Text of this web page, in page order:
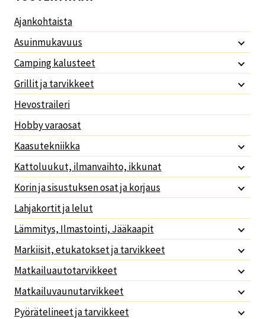
Ajankohtaista
Asuinmukavuus
Camping kalusteet
Grillit ja tarvikkeet
Hevostraileri
Hobby varaosat
Kaasutekniikka
Kattoluukut, ilmanvaihto, ikkunat
Korin ja sisustuksen osat ja korjaus
Lahjakortit ja lelut
Lämmitys, Ilmastointi, Jääkaapit
Markiisit, etukatokset ja tarvikkeet
Matkailuautotarvikkeet
Matkailuvaunutarvikkeet
Pyörätelineet ja tarvikkeet